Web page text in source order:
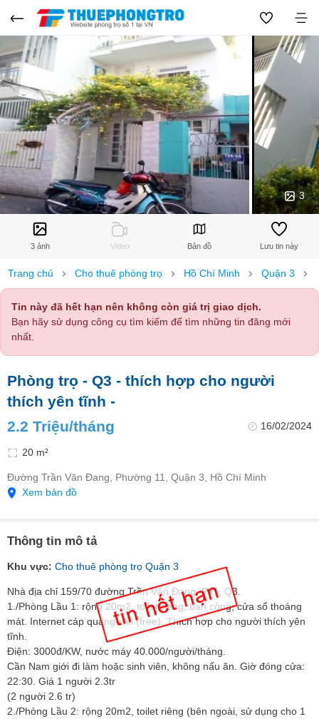
3
3 ảnh Video Bản đồ Lưu tin này
Trang chủ Cho thuê phòng trọ Hồ Chí Minh Quận 3
Tin này đã hết hạn nên không còn giá trị giao dịch.
Bạn hãy sử dụng công cụ tìm kiếm để tìm những tin đăng mới
nhất.
Phòng trọ - Q3 - thích hợp cho người
thích yên tĩnh -
2.2 Triệu/tháng
16/02/2024
20 m²
Đường Trần Văn Đang, Phường 11, Quận 3, Hồ Chí Minh
Xem bản đồ
Thông tin mô tả
Khu vực: Cho thuê phòng trọ Quận 3
Nhà địa chỉ 159/70 đường Trần Văn Đang, P11, Q3.
1./Phòng Lầu 1: rộng 20m2, toilet riêng, ban công, cửa sổ thoáng
mát. Internet cáp quang-wifi (free). Thích hợp cho người thích yên
tĩnh.
Điện: 3000đ/KW, nước máy 40.000/người/tháng.
Cần Nam giới đi làm hoặc sinh viên, không nấu ăn. Giờ đóng cửa:
22:30. Giá 1 người 2.3tr
(2 người 2.6 tr)
2./Phòng Lầu 2: rộng 20m2, toilet riêng (bên ngoài, sử dụng cho 1